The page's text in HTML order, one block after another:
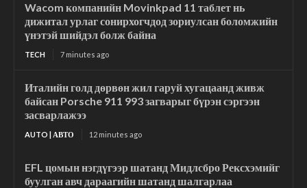
Wacom компанийн Movinkpad 11 таблет нь
дижитал урлаг сонирхогчдод зориулсан боломжийн
үнэтэй шийдэл болж байна
TECH 7 minutes ago
Италийн голд дөрвөн жил гаруй хугацаанд живж
байсан Porsche 911 993 загварыг бүрэн сэргээн
засварлажээ
AUTO | АВТО 12 minutes ago
EFL цомын нэгдүгээр шатанд Мидлсбро Рексхэмийг
буулган авч дараагийн шатанд шалгарлаа